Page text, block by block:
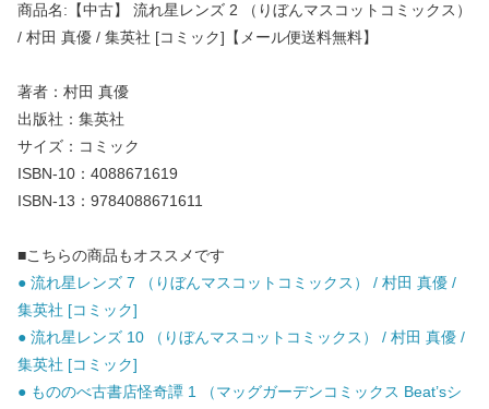
商品名:【中古】 流れ星レンズ 2 （りぼんマスコットコミックス）
/ 村田 真優 / 集英社 [コミック]【メール便送料無料】
著者：村田 真優
出版社：集英社
サイズ：コミック
ISBN-10：4088671619
ISBN-13：9784088671611
■こちらの商品もオススメです
● 流れ星レンズ 7 （りぼんマスコットコミックス） / 村田 真優 /
集英社 [コミック]
● 流れ星レンズ 10 （りぼんマスコットコミックス） / 村田 真優 /
集英社 [コミック]
● もののべ古書店怪奇譚 1 （マッグガーデンコミックス Beat’sシ